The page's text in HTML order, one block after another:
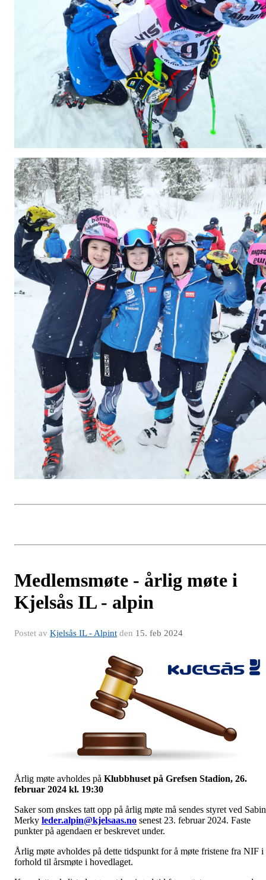
Medlemsmøte - årlig møte i
Kjelsås IL - alpin
Postet av Kjelsås IL - Alpint den 15. feb 2024
Årlig møte avholdes på Klubbhuset på Grefsen Stadion, 26.
februar 2024 kl. 19:30
Saker som ønskes tatt opp på årlig møte må sendes styret ved
Merky leder.alpin@kjelsaas.no senest 23. februar 2024. Faste
punkter på agendaen er beskrevet under.
Årlig møte avholdes på dette tidspunkt for å møte fristene fra NIF i
forhold til årsmøte i hovedlaget.